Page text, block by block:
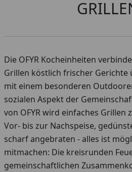
Die OFYR Kocheinheiten
Grillen köstlich frischer
mit einem besonderen
sozialen Aspekt der
von OFYR wird einfaches Grillen
Vor- bis zur Nachspeise,
scharf angebraten - alles ist
mitmachen: Die kreisrunden
gemeinschaftlichen